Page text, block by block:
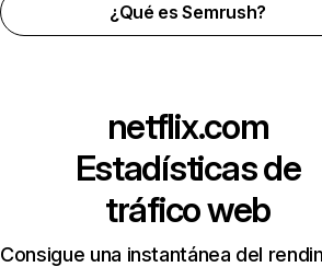
¿Qué es Semrush?
netflix.com
Estadísticas de
tráfico web
Consigue una instantánea del